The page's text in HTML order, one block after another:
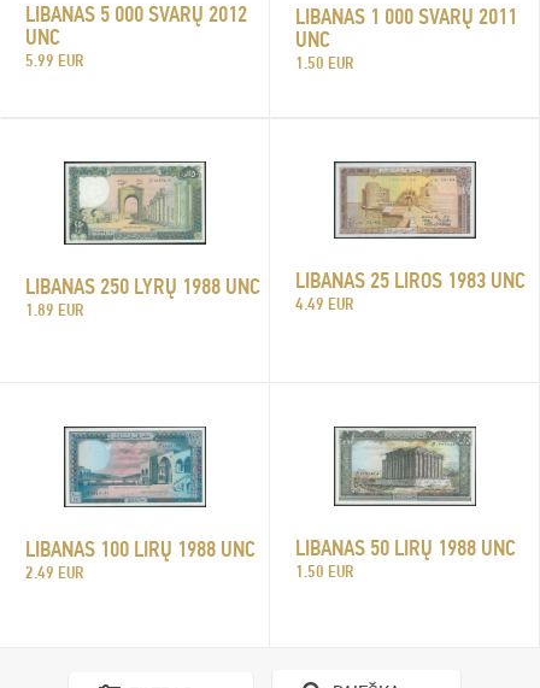
LIBANAS 5 000 SVARŲ 2012
UNC
5.99 EUR
LIBANAS 1 000 SVARŲ 2011
UNC
1.50 EUR
LIBANAS 250 LYRŲ 1988 UNC
1.89 EUR
LIBANAS 25 LIROS 1983 UNC
4.49 EUR
LIBANAS 100 LIRŲ 1988 UNC
2.49 EUR
LIBANAS 50 LIRŲ 1988 UNC
1.50 EUR